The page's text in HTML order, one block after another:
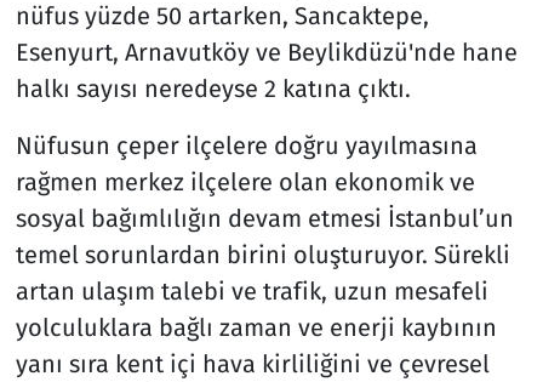
nüfus yüzde 50 artarken, Sancaktepe,
Esenyurt, Arnavutköy ve Beylikdüzü'nde hane
halkı sayısı neredeyse 2 katına çıktı.
Nüfusun çeper ilçelere doğru yayılmasına
rağmen merkez ilçelere olan ekonomik ve
sosyal bağımlılığın devam etmesi İstanbul’un
temel sorunlardan birini oluşturuyor. Sürekli
artan ulaşım talebi ve trafik, uzun mesafeli
yolculuklara bağlı zaman ve enerji kaybının
yanı sıra kent içi hava kirliliğini ve çevresel